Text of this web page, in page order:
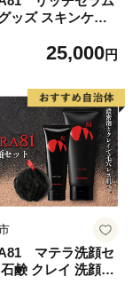
ッズ スキンケア
25,000円
マテラ洗顔セ
鹸 クレイ 洗顔フ